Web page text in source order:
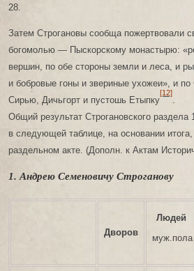
28.
Затем Строгановы сообща пожертвовали
богомолью — Пыскорскому монастырю:
вершин, по обе стороны земли и леса, и
и бобровые гоны и звериные ухожеи», и
Сирью, Дичьгорт и пустошь Етыпку
[12]
.
Общий результат Строгановского раздела
в следующей таблице, на основании
раздельном акте. (Дополн. к Актам
1. Андрею Семеновичу Строганову
Дворов
Людей
муж.пола